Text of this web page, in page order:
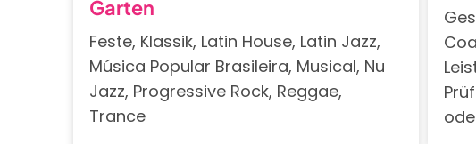
Garten
Feste, Klassik, Latin House, Latin Jazz,
Música Popular Brasileira, Musical, Nu
Jazz, Progressive Rock, Reggae,
Trance